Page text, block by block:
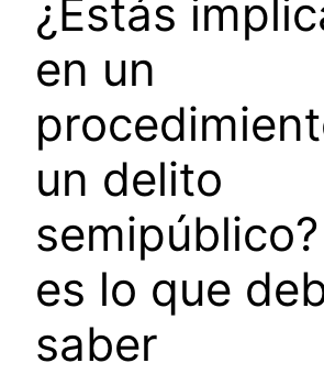
¿Estás
en un
un delito
es lo que
saber